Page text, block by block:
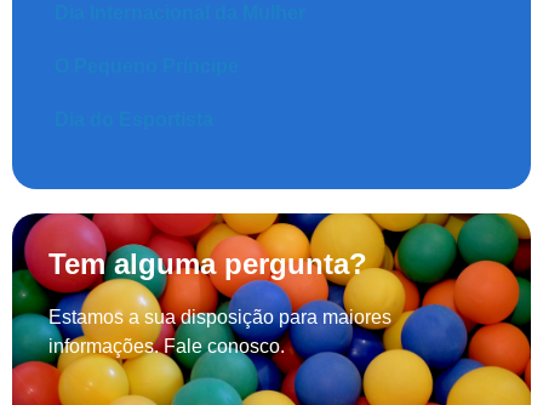
Tem alguma pergunta?
Estamos a sua disposição para maiores
informações. Fale conosco.